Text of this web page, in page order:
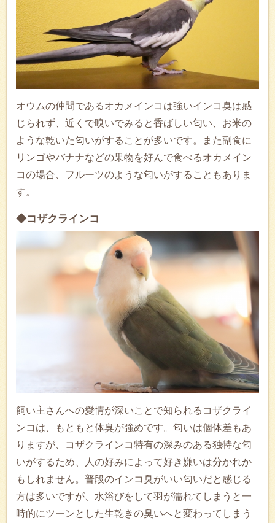
オウムの仲間であるオカメインコは強いインコ臭は感
じられず、近くで嗅いでみると香ばしい匂い、お米の
ような乾いた匂いがすることが多いです。また副食に
リンゴやバナナなどの果物を好んで食べるオカメイン
コの場合、フルーツのような匂いがすることもありま
す。
◆コザクラインコ
飼い主さんへの愛情が深いことで知られるコザクライ
ンコは、もともと体臭が強めです。匂いは個体差もあ
りますが、コザクラインコ特有の深みのある独特な匂
いがするため、人の好みによって好き嫌いは分かれか
もしれません。普段のインコ臭がいい匂いだと感じる
方は多いですが、水浴びをして羽が濡れてしまうと一
時的にツーンとした生乾きの臭いへと変わってしまう